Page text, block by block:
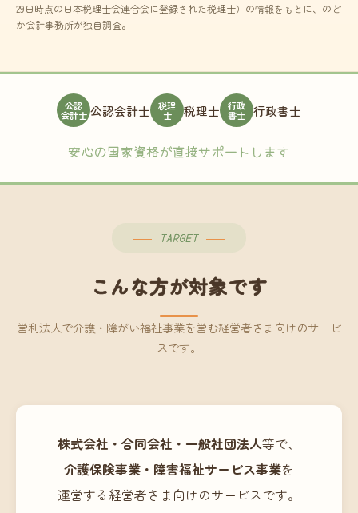
29日時点の日本税理士会連合会に登録された税理士）の情報をもとに、のど
か会計事務所が独自調査。
公認
会計士 公認会計士 税理
士 税理士 行政
書士 行政書士
安心の国家資格が直接サポートします
TARGET
こんな方が対象です
営利法人で介護・障がい福祉事業を営む経営者さま向けのサービ
スです。
株式会社・合同会社・一般社団法人等で、
介護保険事業・障害福祉サービス事業を
運営する経営者さま向けのサービスです。